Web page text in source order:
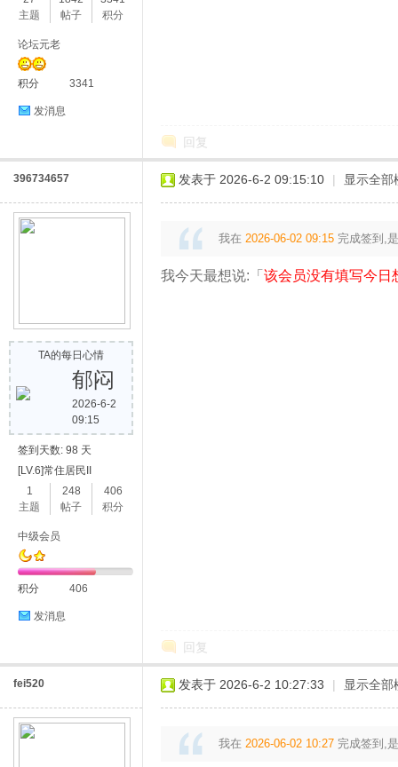
主题
帖子
积分
论坛元老
积分 3341
发消息
回复
396734657
TA的每日心情
郁闷
2026-6-2
09:15
签到天数: 98 天
[LV.6]常住居民II
1
主题
248
帖子
406
积分
中级会员
积分 406
发消息
发表于 2026-6-2 09:15:10 | 显示全部
我在 2026-06-02 09:15 完成签到,是
我今天最想说:「 该会员没有填写今日
回复
fei520 发表于 2026-6-2 10:27:33 | 显示全部
我在 2026-06-02 10:27 完成签到,是